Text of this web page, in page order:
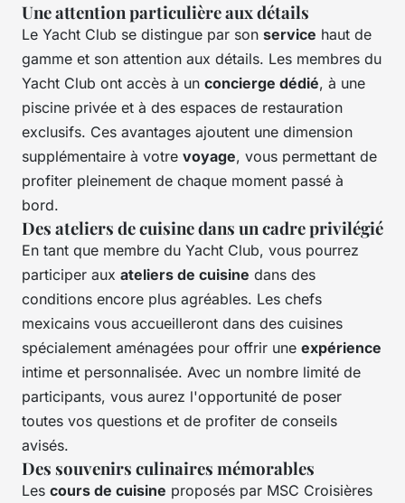
Une attention particulière aux détails
Le Yacht Club se distingue par son service haut de
gamme et son attention aux détails. Les membres du
Yacht Club ont accès à un concierge dédié, à une
piscine privée et à des espaces de restauration
exclusifs. Ces avantages ajoutent une dimension
supplémentaire à votre voyage, vous permettant de
profiter pleinement de chaque moment passé à
bord.
Des ateliers de cuisine dans un cadre privilégié
En tant que membre du Yacht Club, vous pourrez
participer aux ateliers de cuisine dans des
conditions encore plus agréables. Les chefs
mexicains vous accueilleront dans des cuisines
spécialement aménagées pour offrir une expérience
intime et personnalisée. Avec un nombre limité de
participants, vous aurez l'opportunité de poser
toutes vos questions et de profiter de conseils
avisés.
Des souvenirs culinaires mémorables
Les cours de cuisine proposés par MSC Croisières